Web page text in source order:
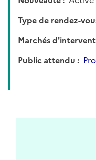
Type de rendez-
Marchés
Public attendu